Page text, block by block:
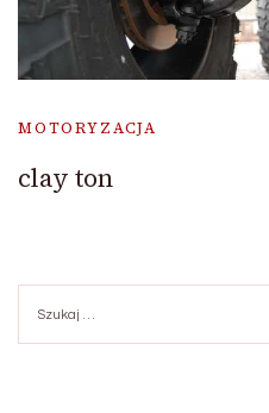
MOTORYZACJA
clay ton